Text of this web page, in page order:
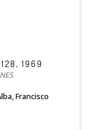
128, 1969
Francisco